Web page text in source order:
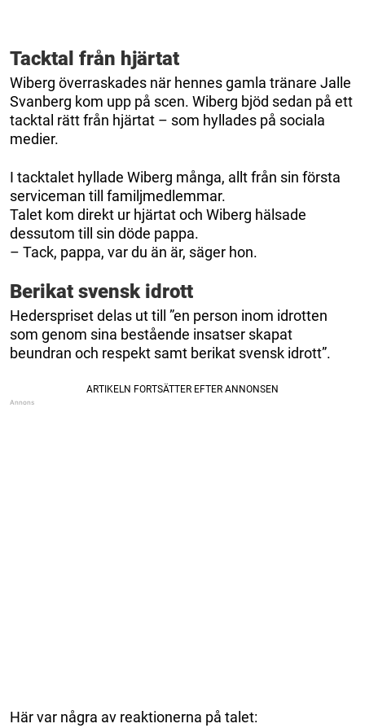
Tacktal från hjärtat
Wiberg överraskades när hennes gamla tränare Jalle
Svanberg kom upp på scen. Wiberg bjöd sedan på ett
tacktal rätt från hjärtat – som hyllades på sociala
medier.
I tacktalet hyllade Wiberg många, allt från sin första
serviceman till familjmedlemmar.
Talet kom direkt ur hjärtat och Wiberg hälsade
dessutom till sin döde pappa.
– Tack, pappa, var du än är, säger hon.
Berikat svensk idrott
Hederspriset delas ut till ”en person inom idrotten
som genom sina bestående insatser skapat
beundran och respekt samt berikat svensk idrott”.
Här var några av reaktionerna på talet: